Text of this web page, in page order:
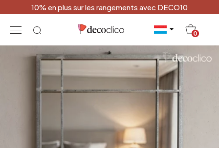
10% en plus sur les rangements avec DECO10
0